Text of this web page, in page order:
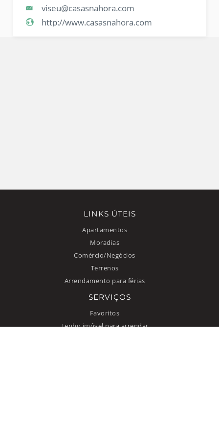
viseu@casasnahora.com
http://www.casasnahora.com
LINKS ÚTEIS
Apartamentos
Moradias
Comércio/Negócios
Terrenos
Arrendamento para férias
SERVIÇOS
Favoritos
Tenho imóvel para arrendar